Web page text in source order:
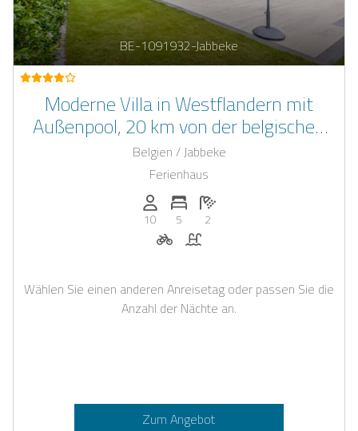
BE-1091932-Jabbeke
Moderne Villa in Westflandern mit
Außenpool, 20 km von der belgischen
Küste und Brügge entfernt
Belgien / Jabbeke
Ferienhaus
Anzahl der Personen: 10
10
Anzahl der Schlafzimmer: 5
5
Anzahl der Badezimmer: 2
2
Fahrradverleih auf Anfrage
Pool
Wählen Sie einen anderen Anreisetag oder passen Sie die
Anzahl der Nächte an.
Zum Angebot